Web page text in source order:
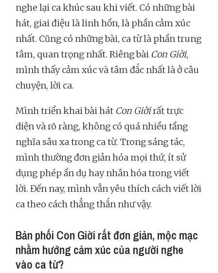
nghe lại ca khúc sau khi viết. Có những bài
hát, giai điệu là linh hồn, là phần cảm xúc
nhất. Cũng có những bài, ca từ là phần trung
tâm, quan trọng nhất. Riêng bài Con Giời,
mình thấy cảm xúc và tâm đắc nhất là ở câu
chuyện, lời ca.
Mình triển khai bài hát Con Giờirất trực
diện và rõ ràng, không có quá nhiều tầng
nghĩa sâu xa trong ca từ. Trong sáng tác,
mình thường đơn giản hóa mọi thứ, ít sử
dụng phép ẩn dụ hay nhân hóa trong viết
lời. Đến nay, mình vẫn yêu thích cách viết lời
ca theo cách thẳng thắn như vậy.
Bản phối Con Giời rất đơn giản, mộc mạc
nhằm hướng cảm xúc của người nghe
vào ca từ?